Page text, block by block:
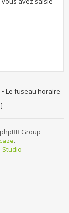
• Le fuseau horaire
Group
.
Studio